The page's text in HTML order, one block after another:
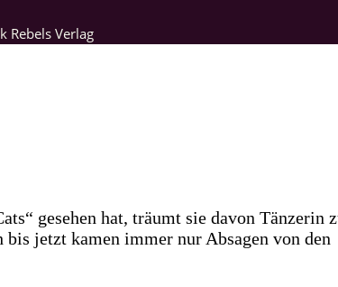
Rebels Verlag
gesehen hat, träumt sie davon Tänzerin
jetzt kamen immer nur Absagen von den